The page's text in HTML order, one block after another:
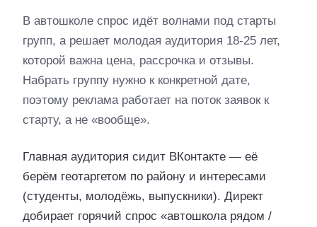
В автошколе спрос идёт волнами под старты
групп, а решает молодая аудитория 18-25 лет,
которой важна цена, рассрочка и отзывы.
Набрать группу нужно к конкретной дате,
поэтому реклама работает на поток заявок к
старту, а не «вообще».
Главная аудитория сидит ВКонтакте — её
берём геотаргетом по району и интересами
(студенты, молодёжь, выпускники). Директ
добирает горячий спрос «автошкола рядом /